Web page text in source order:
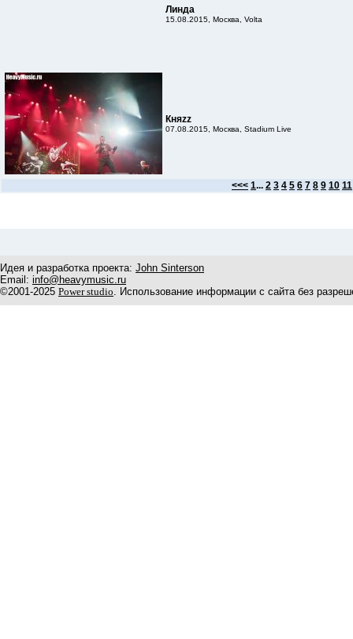
Линда
15.08.2015, Москва, Volta
Княzz
07.08.2015, Москва, Stadium Live
<<< 1... 2 3 4 5 6 7 8 9 10 11
Идея и разработка проекта: John Sinterson
Email: info@heavymusic.ru
©2001-2025 Power studio. Использование информации с сайта без